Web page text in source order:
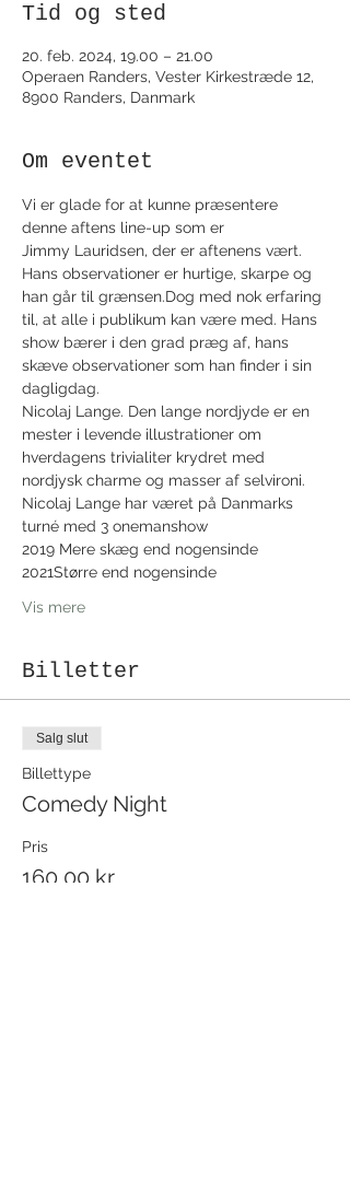
Tid og sted
20. feb. 2024, 19.00 – 21.00
Operaen Randers, Vester Kirkestræde 12,
8900 Randers, Danmark
Om eventet
Vi er glade for at kunne præsentere
denne aftens line-up som er
Jimmy Lauridsen, der er aftenens vært.
Hans observationer er hurtige, skarpe og
han går til grænsen.Dog med nok erfaring
til, at alle i publikum kan være med. Hans
show bærer i den grad præg af, hans
skæve observationer som han finder i sin
dagligdag.
Nicolaj Lange. Den lange nordjyde er en
mester i levende illustrationer om
hverdagens trivialiter krydret med
nordjysk charme og masser af selvironi.
Nicolaj Lange har været på Danmarks
turné med 3 onemanshow
2019 Mere skæg end nogensinde
2021Større end nogensinde
Vis mere
Billetter
Salg slut
Billettype
Comedy Night
Pris
160,00 kr.